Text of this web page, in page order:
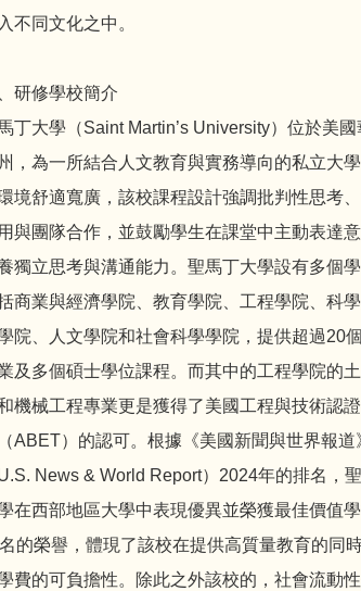
不同文化之中。
研修學校簡介
丁大學（Saint Martin’s University）位於美國
，為一所結合人文教育與實務導向的私立大
境舒適寬廣，該校課程設計強調批判性思考
與團隊合作，並鼓勵學生在課堂中主動表達意
獨立思考與溝通能力。聖馬丁大學設有多個學
商業與經濟學院、教育學院、工程學院、科
院、人文學院和社會科學學院，提供超過20
及多個碩士學位課程。而其中的工程學院的
機械工程專業更是獲得了美國工程與技術認
ABET）的認可。根據《美國新聞與世界報道
U.S. News & World Report）2024年的排名，
在西部地區大學中表現優異並榮獲最佳價值
的榮譽，體現了該校在提供高質量教育的同
費的可負擔性。除此之外該校的，社會流動